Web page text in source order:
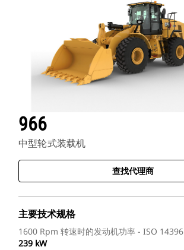
966
中型轮式装载机
查找代理商
主要技术规格
1600 Rpm 转速时的发动机功率 - ISO
239 kW